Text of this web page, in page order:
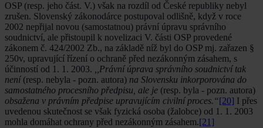
OSP (resp. jeho část. V.) však na rozdíl od České republiky nebyl
zrušen. Slovenský zákonodárce postupoval odlišně, když v roce
2002 nepřijal novou (samostatnou) právní úpravu správního
soudnictví, ale přistoupil k novelizaci V. části OSP provedené
zákonem č. 424/2002 Zb., na základě níž byl do OSP mj. zařazen §
250v, upravující řízení o ochraně před nezákonným zásahem, s
účinností od 1. 1. 2003. ,,Právní úprava správního soudnictví tak
není (resp. nebyla - pozn. autora) na Slovensku inkorporována do
samostatného procesního předpisu, ale je (resp. byla - pozn. autora)
obsažena v právním předpise upravujícím civilní proces.“[20] I přes
uvedenou skutečnost se však fyzická osoba (žalobce) od 1. 1. 2003
mohla domáhat ochrany před nezákonným zásahem.[21]